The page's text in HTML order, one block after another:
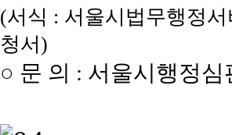
(서식 : 서울시법무행정
청서)
○ 문 의 : 서울시행정심